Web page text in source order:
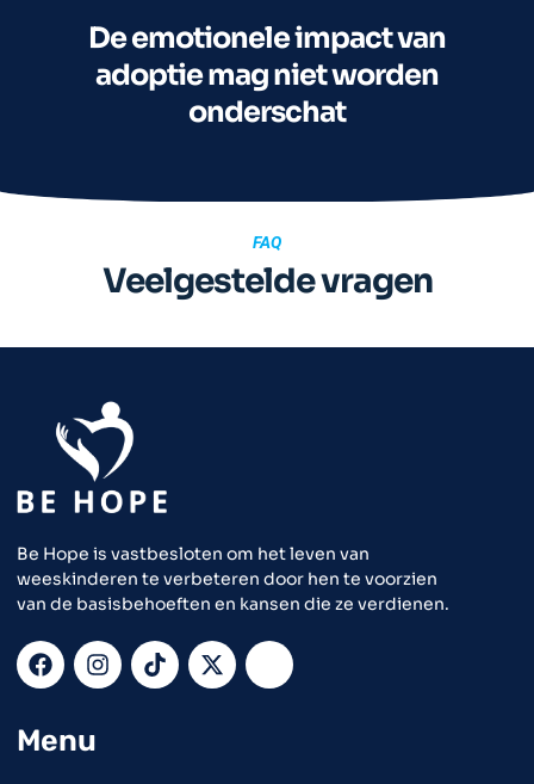
De emotionele impact van
adoptie mag niet worden
onderschat
FAQ
Veelgestelde vragen
Be Hope is vastbesloten om het leven van
weeskinderen te verbeteren door hen te voorzien
van de basisbehoeften en kansen die ze verdienen.
Menu